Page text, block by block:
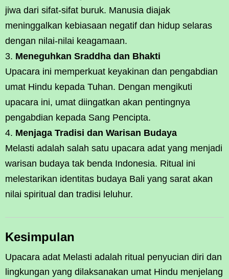
jiwa dari sifat-sifat buruk. Manusia diajak
meninggalkan kebiasaan negatif dan hidup selaras
dengan nilai-nilai keagamaan.
Meneguhkan Sraddha dan Bhakti
Upacara ini memperkuat keyakinan dan pengabdian
umat Hindu kepada Tuhan. Dengan mengikuti
upacara ini, umat diingatkan akan pentingnya
pengabdian kepada Sang Pencipta.
Menjaga Tradisi dan Warisan Budaya
Melasti adalah salah satu upacara adat yang menjadi
warisan budaya tak benda Indonesia. Ritual ini
melestarikan identitas budaya Bali yang sarat akan
nilai spiritual dan tradisi leluhur.
Kesimpulan
Upacara adat Melasti adalah ritual penyucian diri dan
lingkungan yang dilaksanakan umat Hindu menjelang